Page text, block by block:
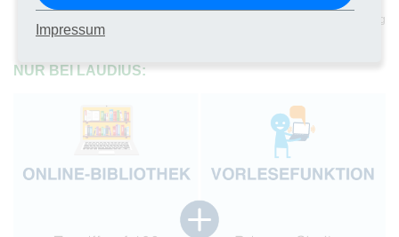
sichere Umgebung
NUR BEI LAUDIUS:
Impressum